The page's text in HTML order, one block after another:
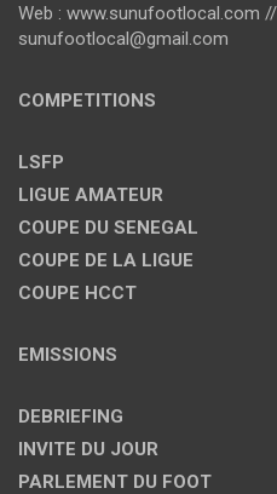
Web : www.sunufootlocal.com //
sunufootlocal@gmail.com
COMPETITIONS
LSFP
LIGUE AMATEUR
COUPE DU SENEGAL
COUPE DE LA LIGUE
COUPE HCCT
EMISSIONS
DEBRIEFING
INVITE DU JOUR
PARLEMENT DU FOOT